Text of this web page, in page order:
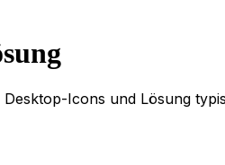
Icons und Lösung